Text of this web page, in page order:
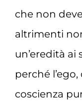
che non
altrimenti
un’eredità ai
perché
coscienza